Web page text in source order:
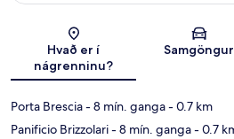
Kort
Hvað er í
nágrenninu?
Samgöngur
Porta Brescia- 8 mín. ganga- 0.7 km
Panificio Brizzolari- 8 mín. ganga- 0.7